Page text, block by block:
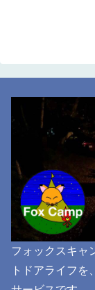
フォックスキャ
トドアライフを